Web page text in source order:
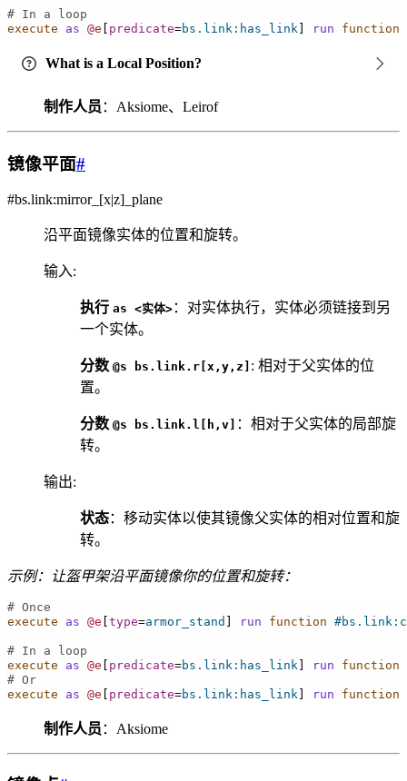
# In a loop
execute
as @e predicate=bs.link:has_link run function
What is a Local Position?
制作人员 ：Aksiome、Leirof
镜像平面#
#bs.link:mirror_[x|z]_plane
沿平面镜像实体的位置和旋转。
输入:
执行 as <实体> ：对实体执行，实体必须链接到另
一个实体。
分数 @s bs.link.r[x,y,z] : 相对于父实体的位
置。
分数 @s bs.link.l[h,v] ：相对于父实体的局部旋
转。
输出:
状态：移动实体以使其镜像父实体的相对位置和旋
转。
示例：让盔甲架沿平面镜像你的位置和旋转：
# Once
execute
as @e [type=armor_stand ] run function
# In a loop
execute
as @e [ predicate=bs.link:has_link ] run function
# Or
execute
as @e [ predicate=bs.link:has_link ] run function
制作人员 ：Aksiome